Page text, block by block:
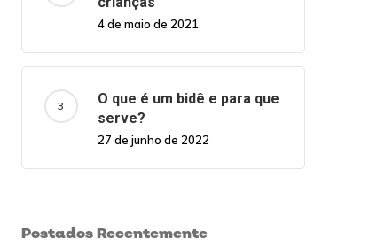
4 de maio de 2021
O que é um bidê e para que
serve?
27 de junho de 2022
Postados Recentemente